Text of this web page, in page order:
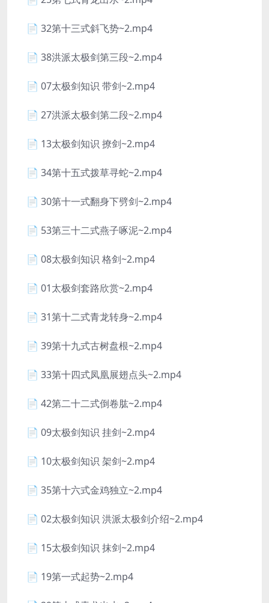
📄 32第十三式斜飞势~2.mp4
📄 38洪派太极剑第三段~2.mp4
📄 07太极剑知识 带剑~2.mp4
📄 27洪派太极剑第二段~2.mp4
📄 13太极剑知识 撩剑~2.mp4
📄 34第十五式拨草寻蛇~2.mp4
📄 30第十一式翻身下劈剑~2.mp4
📄 53第三十二式燕子啄泥~2.mp4
📄 08太极剑知识 格剑~2.mp4
📄 01太极剑套路欣赏~2.mp4
📄 31第十二式青龙转身~2.mp4
📄 39第十九式古树盘根~2.mp4
📄 33第十四式凤凰展翅点头~2.mp4
📄 42第二十二式倒卷肱~2.mp4
📄 09太极剑知识 挂剑~2.mp4
📄 10太极剑知识 架剑~2.mp4
📄 35第十六式金鸡独立~2.mp4
📄 02太极剑知识 洪派太极剑介绍~2.mp4
📄 15太极剑知识 抹剑~2.mp4
📄 19第一式起势~2.mp4